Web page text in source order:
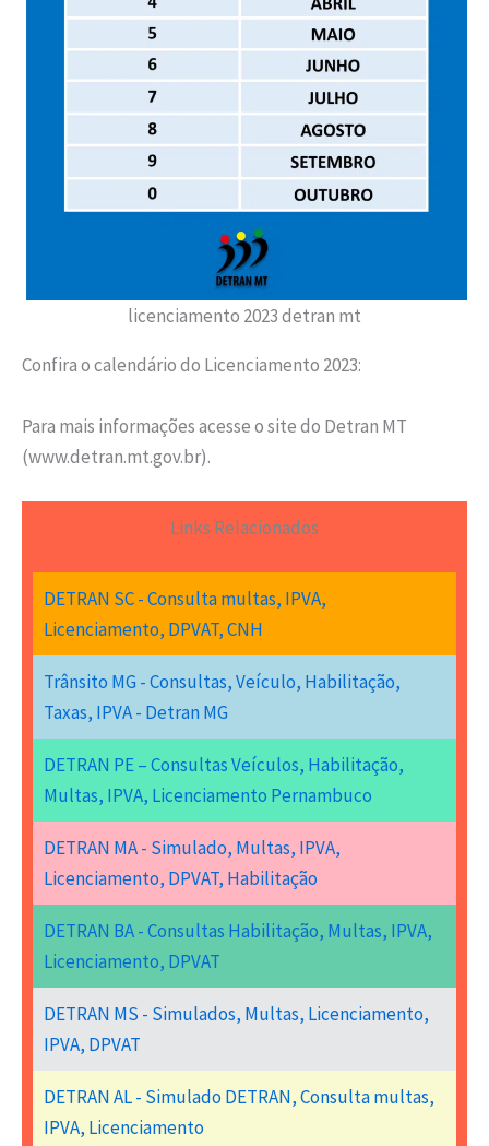
licenciamento 2023 detran mt
Confira o calendário do Licenciamento 2023:
Para mais informações acesse o site do Detran MT
(www.detran.mt.gov.br).
Links Relacionados
DETRAN SC - Consulta multas, IPVA,
Licenciamento, DPVAT, CNH
Trânsito MG - Consultas, Veículo, Habilitação,
Taxas, IPVA - Detran MG
DETRAN PE – Consultas Veículos, Habilitação,
Multas, IPVA, Licenciamento Pernambuco
DETRAN MA - Simulado, Multas, IPVA,
Licenciamento, DPVAT, Habilitação
DETRAN BA - Consultas Habilitação, Multas, IPVA,
Licenciamento, DPVAT
DETRAN MS - Simulados, Multas, Licenciamento,
IPVA, DPVAT
DETRAN AL - Simulado DETRAN, Consulta multas,
IPVA, Licenciamento